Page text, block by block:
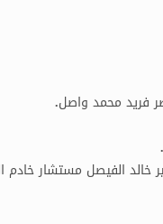
فريد محمد واصل.
خالد الفيصل مستشار